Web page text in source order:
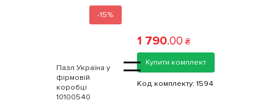
-15%
Пазл Україна у
фірмовій
коробці
10100540
=
1 790.00 ₴
Купити комплект
Код комплекту: 1594